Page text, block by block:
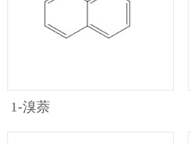
1-溴萘